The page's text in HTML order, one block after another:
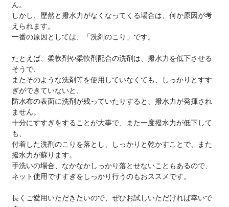
ん。
しかし、歴然と撥水力がなくなってくる場合は、何か原因が考
えられます。
一番の原因としては、「洗剤のこり」です。
たとえば、柔軟剤や柔軟剤配合の洗剤は、撥水力を低下させる
そうで、
またそのような洗剤等を使用していなくても、しっかりとすす
ぎができていないと、
防水布の表面に洗剤が残っていたりすると、撥水力が発揮され
ません。
十分にすすぎをすることが大事で、また一度撥水力が低下して
も、
付着した洗剤のこりを落とし、しっかりと乾かすことで、また
撥水力が蘇ります。
手洗いの場合、なかなかしっかり落とせないこともあるので、
ネット使用ですすぎをしっかり行うのもおススメです。
長くご愛用いただきたいので、ぜひお試しいただければ幸いで